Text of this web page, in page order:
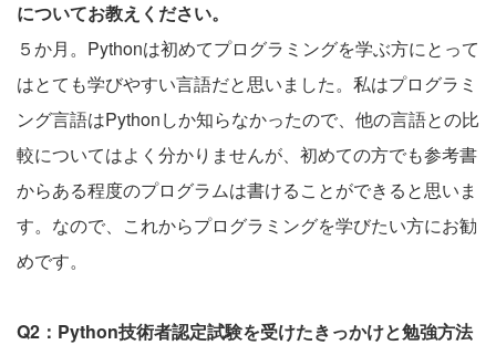
についてお教えください。
５か月。Pythonは初めてプログラミングを学ぶ方にとって
はとても学びやすい言語だと思いました。私はプログラミ
ング言語はPythonしか知らなかったので、他の言語との比
較についてはよく分かりませんが、初めての方でも参考書
からある程度のプログラムは書けることができると思いま
す。なので、これからプログラミングを学びたい方にお勧
めです。
Q2：Python技術者認定試験を受けたきっかけと勉強方法